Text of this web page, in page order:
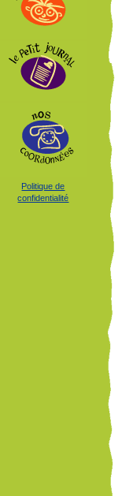
Politique de
confidentialité